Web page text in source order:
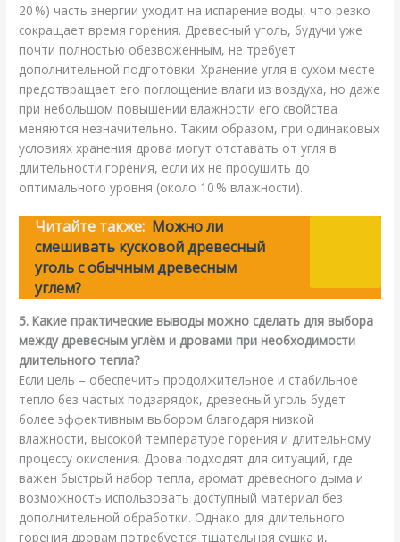
20 %) часть энергии уходит на испарение воды, что резко
сокращает время горения. Древесный уголь, будучи уже
почти полностью обезвоженным, не требует
дополнительной подготовки. Хранение угля в сухом месте
предотвращает его поглощение влаги из воздуха, но даже
при небольшом повышении влажности его свойства
меняются незначительно. Таким образом, при одинаковых
условиях хранения дрова могут отставать от угля в
длительности горения, если их не просушить до
оптимального уровня (около 10 % влажности).
Читайте также: Можно ли
смешивать кусковой древесный
уголь с обычным древесным
углем?
5. Какие практические выводы можно сделать для выбора
между древесным углём и дровами при необходимости
длительного тепла?
Если цель – обеспечить продолжительное и стабильное
тепло без частых подзарядок, древесный уголь будет
более эффективным выбором благодаря низкой
влажности, высокой температуре горения и длительному
процессу окисления. Дрова подходят для ситуаций, где
важен быстрый набор тепла, аромат древесного дыма и
возможность использовать доступный материал без
дополнительной обработки. Однако для длительного
горения дровам потребуется тщательная сушка и,